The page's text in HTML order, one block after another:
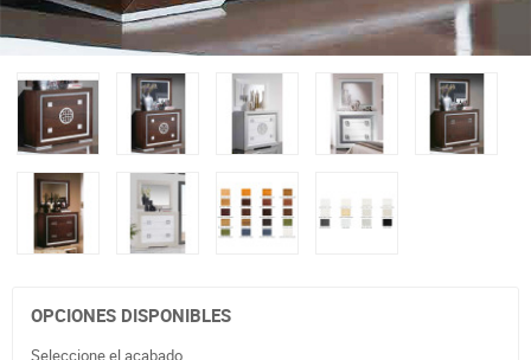
OPCIONES DISPONIBLES
Seleccione el acabado